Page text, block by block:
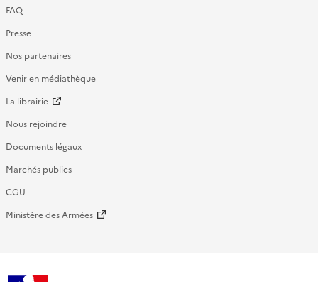
FAQ
Presse
Nos partenaires
Venir en médiathèque
La librairie
Nous rejoindre
Documents légaux
Marchés publics
CGU
Ministère des Armées
française - ECPAD